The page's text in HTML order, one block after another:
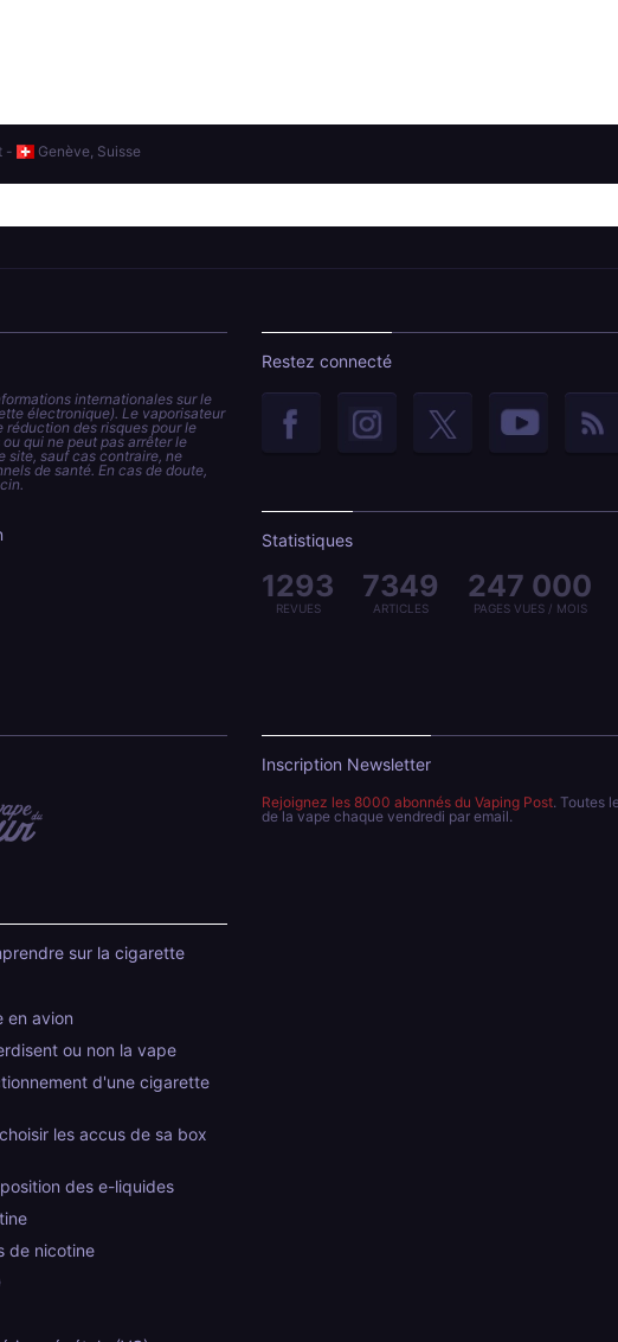
- Genève, Suisse
internationales sur le
électronique). Le vaporisateur
réduction des risques pour le
qui ne peut pas arrêter le
site, sauf cas contraire, ne
de santé. En cas de doute,
Restez connecté
Statistiques
1293
REVUES
7349
ARTICLES
247 000
PAGES VUES / MOIS
sur la cigarette
en avion
ou non la vape
d'une cigarette
les accus de sa box
des e-liquides
de nicotine
Inscription Newsletter
Rejoignez les 8000 abonnés du Vaping Post. Toutes
de la vape chaque vendredi par email.